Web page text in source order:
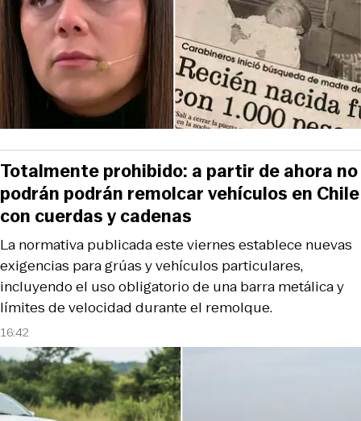
16:42
La normativa publicada este viernes establece nuevas
exigencias para grúas y vehículos particulares,
incluyendo el uso obligatorio de una barra metálica y
límites de velocidad durante el remolque.
Totalmente prohibido: a partir de ahora no
podrán podrán remolcar vehículos en Chile
con cuerdas y cadenas